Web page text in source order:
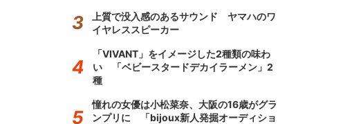
上質で没入感のあるサウンド ヤマハのワ
イヤレススピーカー
「VIVANT」をイメージした2種類の味わ
い 「ベビースタードデカイラーメン」2
種
憧れの女優は小松菜奈、大阪の16歳がグラ
ンプリに 「bijoux新人発掘オーディショ